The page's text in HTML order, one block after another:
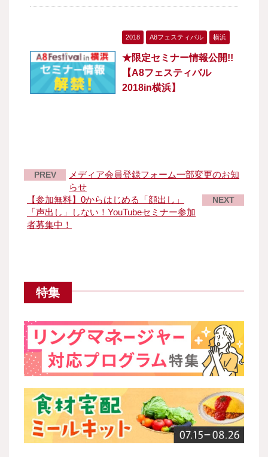
2018 A8フェスティバル 横浜
★限定セミナー情報公開!!
【A8フェスティバル
2018in横浜】
PREV
メディア会員登録フォーム一部変更のお知
らせ
【参加無料】0からはじめる「顔出し」
「声出し」しない！YouTubeセミナー参加
者募集中！
NEXT
特集